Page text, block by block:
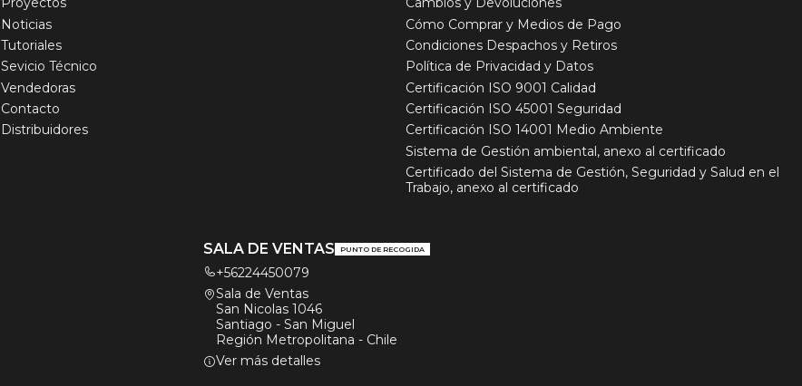
Noticias
Tutoriales
Sevicio Técnico
Vendedoras
Contacto
Distribuidores
Cómo Comprar y Medios de Pago
Condiciones Despachos y Retiros
Política de Privacidad y Datos
Certificación ISO 9001 Calidad
Certificación ISO 45001 Seguridad
Certificación ISO 14001 Medio Ambiente
Sistema de Gestión ambiental, anexo al certificado
Certificado del Sistema de Gestión, Seguridad y Salud en el
Trabajo, anexo al certificado
SALA DE VENTAS PUNTO DE RECOGIDA
+56224450079
Sala de Ventas
San Nicolas 1046
Santiago - San Miguel
Región Metropolitana - Chile
Ver más detalles